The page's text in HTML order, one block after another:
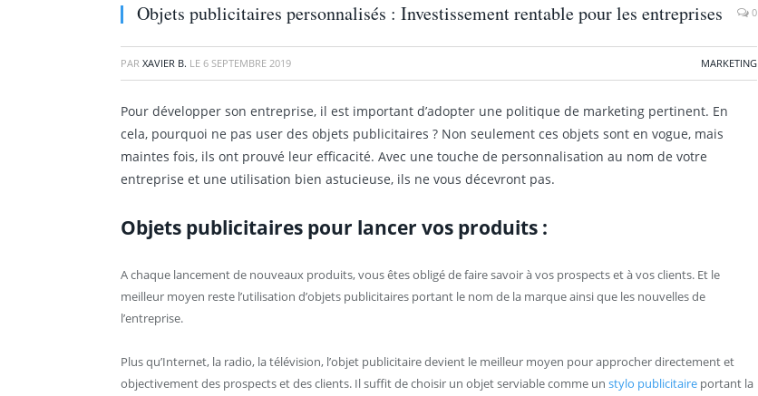
Objets publicitaires personnalisés : Investissement rentable pour les entreprises 0
PAR XAVIER B. LE 6 SEPTEMBRE 2019 MARKETING
Pour développer son entreprise, il est important d’adopter une politique de marketing pertinent. En
cela, pourquoi ne pas user des objets publicitaires ? Non seulement ces objets sont en vogue, mais
maintes fois, ils ont prouvé leur efficacité. Avec une touche de personnalisation au nom de votre
entreprise et une utilisation bien astucieuse, ils ne vous décevront pas.
Objets publicitaires pour lancer vos produits :
A chaque lancement de nouveaux produits, vous êtes obligé de faire savoir à vos prospects et à vos clients. Et le
meilleur moyen reste l’utilisation d’objets publicitaires portant le nom de la marque ainsi que les nouvelles de
l’entreprise.
Plus qu’Internet, la radio, la télévision, l’objet publicitaire devient le meilleur moyen pour approcher directement et
objectivement des prospects et des clients. Il suffit de choisir un objet serviable comme un stylo publicitaire portant la